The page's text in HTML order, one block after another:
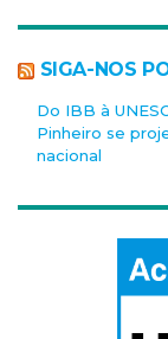
SIGA-NOS
Do IBB à
Pinheiro se
nacional